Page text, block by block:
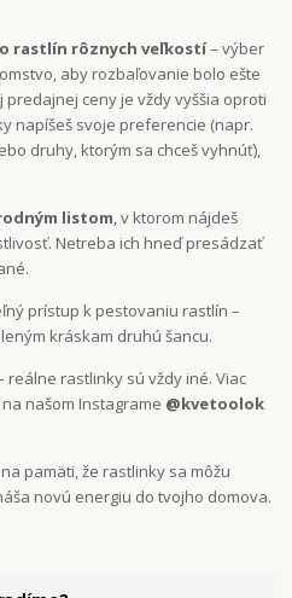
rastlín rôznych veľkostí– výber
aby rozbaľovanie bolo ešte
ceny je vždy vyššia oproti
napíšeš svoje preferencie (napr.
druhy, ktorým sa chceš vyhnúť),
listom, v ktorom nájdeš
Netreba ich hneď presádzať
prístup k pestovaniu rastlín –
kráskam druhú šancu.
rastlinky sú vždy iné. Viac
našom Instagrame @kvetoolok
pamäti, že rastlinky sa môžu
novú energiu do tvojho domova.